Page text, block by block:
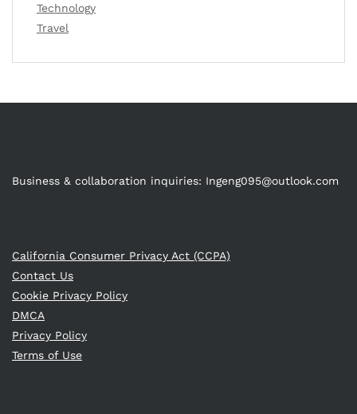
Technology
Travel
Business & collaboration inquiries: Ingeng095@outlook.com
California Consumer Privacy Act (CCPA)
Contact Us
Cookie Privacy Policy
DMCA
Privacy Policy
Terms of Use